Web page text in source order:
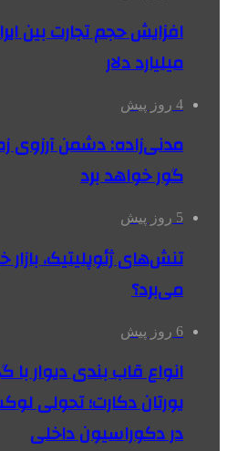
میلیارد دلار
4 روز پیش
مدنی‌زاده: دشمن آرزوی
گور خواهد برد
5 روز پیش
تنش‌های ژئوپلیتیک،
می‌برد؟
6 روز پیش
انواع قاب بندی دیوار
یورتان دکارت؛ تحولی
در دکوراسیون داخلی